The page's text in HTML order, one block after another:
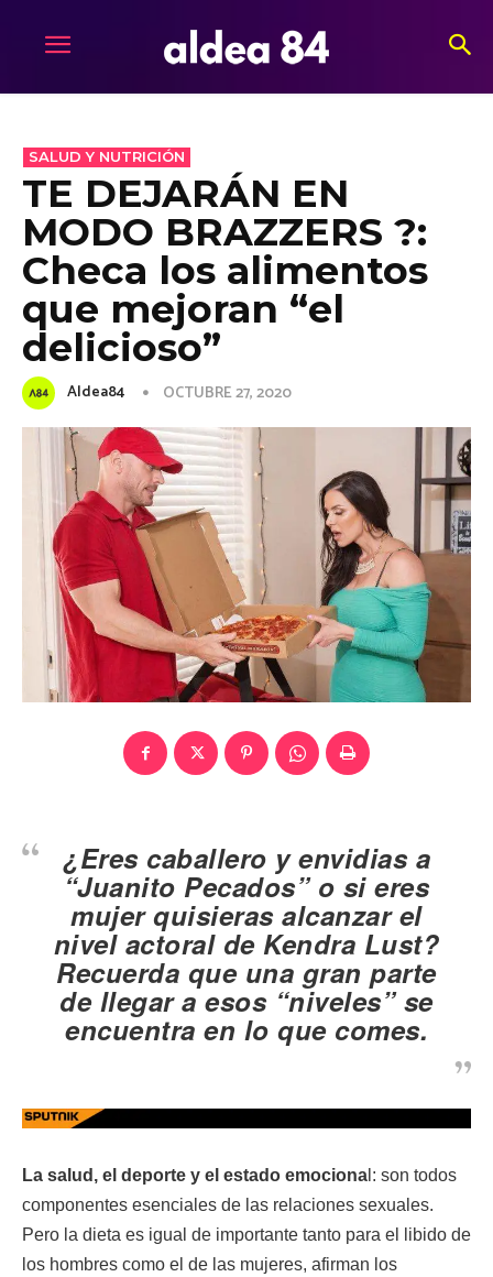
SALUD Y NUTRICIÓN
TE DEJARÁN EN
MODO BRAZZERS ?:
Checa los alimentos
que mejoran “el
delicioso”
Aldea84 OCTUBRE 27, 2020
¿Eres caballero y envidias a
“Juanito Pecados” o si eres
mujer quisieras alcanzar el
nivel actoral de Kendra Lust?
Recuerda que una gran parte
de llegar a esos “niveles” se
encuentra en lo que comes.
La salud, el deporte y el estado emociona l: son todos
componentes esenciales de las relaciones sexuales.
Pero la dieta es igual de importante tanto para el libido de
los hombres como el de las mujeres, afirman los